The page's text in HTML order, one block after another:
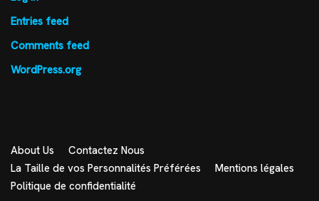
Entries feed
Comments feed
WordPress.org
About Us
Contactez Nous
La Taille de vos Personnalités Préférées
Mentions légales
Politique de confidentialité